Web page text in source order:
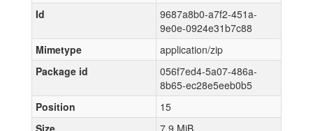
Id
9687a8b0-a7f2-451a-
9e0e-0924e31b7c88
Mimetype
application/zip
Package id
056f7ed4-5a07-486a-
8b65-ec28e5eeb0b5
Position
15
Size
7.9 MiB